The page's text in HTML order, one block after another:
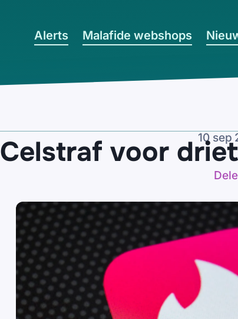
Alerts Malafide webshops
10 sep
Celstraf voor